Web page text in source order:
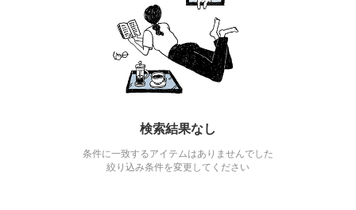
検索結果なし
条件に一致するアイテムはありませんでした
絞り込み条件を変更してください